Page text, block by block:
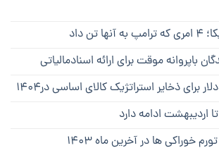
داد
باپروانه موقت برای ارائه اسنادمالیاتی
اردیبهشت ادامه دارد